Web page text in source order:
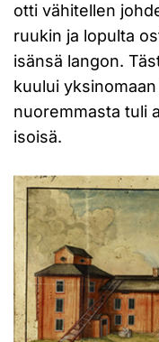
otti vähitellen
ruukin ja lopulta
isänsä langon.
kuului
nuoremmasta tuli
isoisä.